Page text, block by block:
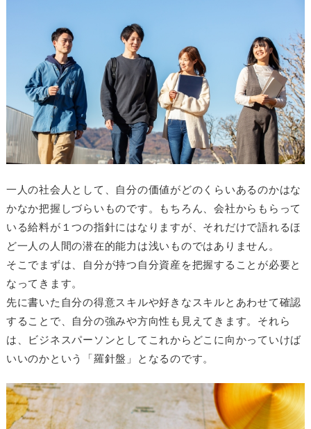
一人の社会人として、自分の価値がどのくらいあるのかはな
かなか把握しづらいものです。もちろん、会社からもらって
いる給料が１つの指針にはなりますが、それだけで語れるほ
ど一人の人間の潜在的能力は浅いものではありません。
そこでまずは、自分が持つ自分資産を把握することが必要と
なってきます。
先に書いた自分の得意スキルや好きなスキルとあわせて確認
することで、自分の強みや方向性も見えてきます。それら
は、ビジネスパーソンとしてこれからどこに向かっていけば
いいのかという「羅針盤」となるのです。